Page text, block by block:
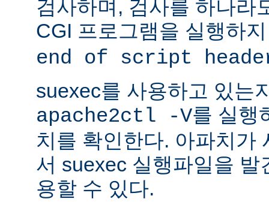
검사하며, 검사를 하나라
CGI 프로그램을 실행하
end of script
suexec를 사용하고 있는
apache2ctl -V를 실행
치를 확인한다. 아파치가
서 suexec 실행파일을 발
용할 수 있다.